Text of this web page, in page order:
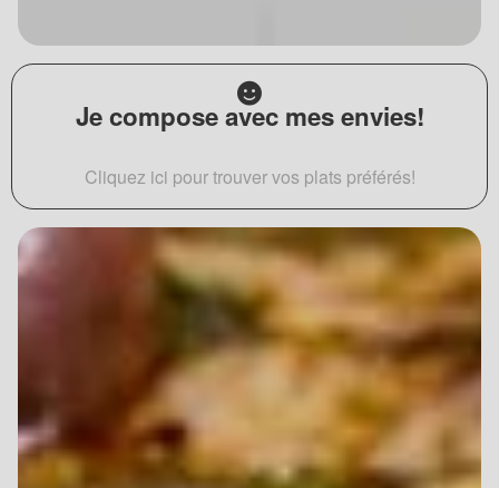
Je compose avec mes envies!
Cliquez ici pour trouver vos plats préférés!